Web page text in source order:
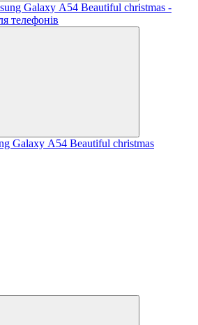
Galaxy А54 Beautiful christmas